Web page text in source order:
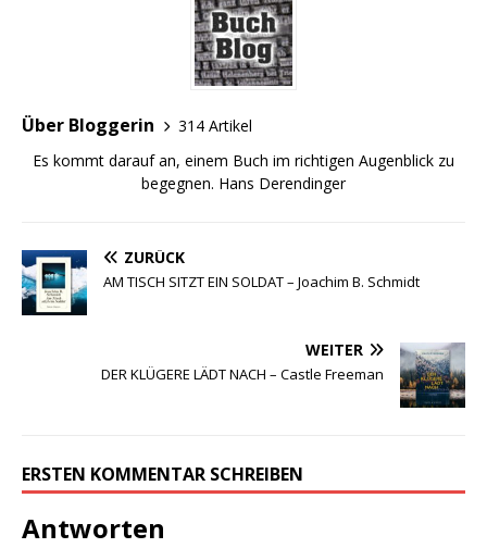
Über Bloggerin
314 Artikel
Es kommt darauf an, einem Buch im richtigen Augenblick zu
begegnen. Hans Derendinger
ZURÜCK
AM TISCH SITZT EIN SOLDAT – Joachim B. Schmidt
WEITER
DER KLÜGERE LÄDT NACH – Castle Freeman
ERSTEN KOMMENTAR SCHREIBEN
Antworten